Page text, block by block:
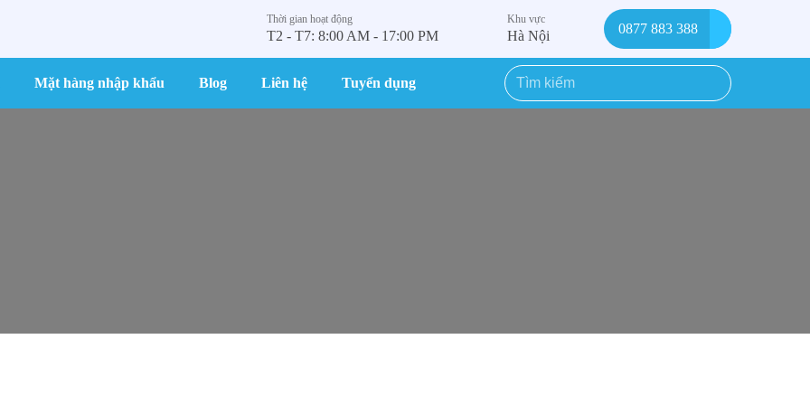
Thời gian hoạt động
T2 - T7: 8:00 AM - 17:00 PM
Khu vực
Hà Nội 0877 883 388
Mặt hàng nhập khẩu Blog Liên hệ Tuyển dụng